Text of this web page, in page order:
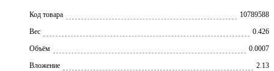
Код товара
10789588
Вес
0.426
Объём
0.0007
Вложение
2.13